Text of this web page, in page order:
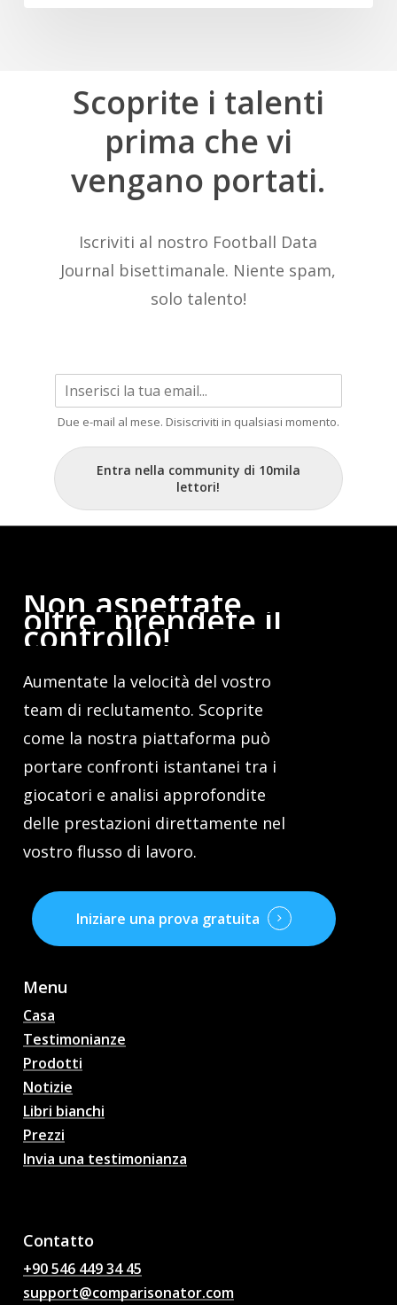
Scoprite i talenti
prima che vi
vengano portati.
Iscriviti al nostro Football Data
Journal bisettimanale. Niente spam,
solo talento!
Due e-mail al mese. Disiscriviti in qualsiasi momento.
Entra nella community di 10mila
lettori!
Non aspettate
oltre,prendete il
controllo!
Aumentate la velocità del vostro
team di reclutamento. Scoprite
come la nostra piattaforma può
portare confronti istantanei tra i
giocatori e analisi approfondite
delle prestazioni direttamente nel
vostro flusso di lavoro.
Iniziare una prova gratuita
Menu
Casa
Testimonianze
Prodotti
Notizie
Libri bianchi
Prezzi
Invia una testimonianza
Contatto
+90 546 449 34 45
support@comparisonator.com